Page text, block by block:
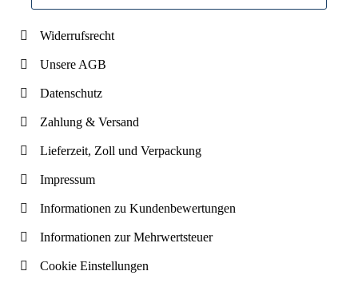
Widerrufsrecht
Unsere AGB
Datenschutz
Zahlung & Versand
Lieferzeit, Zoll und Verpackung
Impressum
Informationen zu Kundenbewertungen
Informationen zur Mehrwertsteuer
Cookie Einstellungen